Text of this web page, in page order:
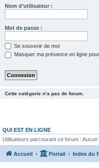
Nom d’utilisateur :
Mot de passe :
Se souvenir de moi
Masquer ma présence en ligne
Cette catégorie n’a pas de forum.
QUI EST EN LIGNE
Utilisateurs parcourant ce forum :
Accueil Portail Index du